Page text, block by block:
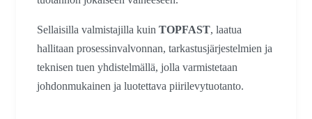
Sellaisilla valmistajilla kuin TOPFAST, laatua
hallitaan prosessinvalvonnan, tarkastusjärjestelmien ja
teknisen tuen yhdistelmällä, jolla varmistetaan
johdonmukainen ja luotettava piirilevytuotanto.